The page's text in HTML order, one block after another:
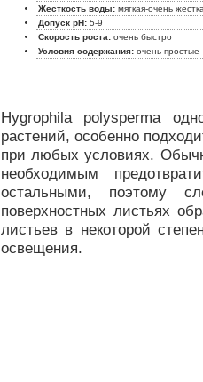
Жесткость воды: мягкая-очень
Допуск pH: 5-9
Скорость роста: очень быстро
Условия содержания: очень простые
Hygrophila polysperma
растений, особенно
при любых условиях.
необходимым
остальными, поэтому
поверхностных листьях
листьев в некоторой
освещения.